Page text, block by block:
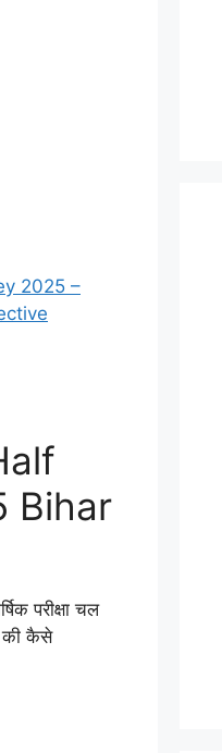
2025 –
Bihar
परीक्षा चल
की कैसे